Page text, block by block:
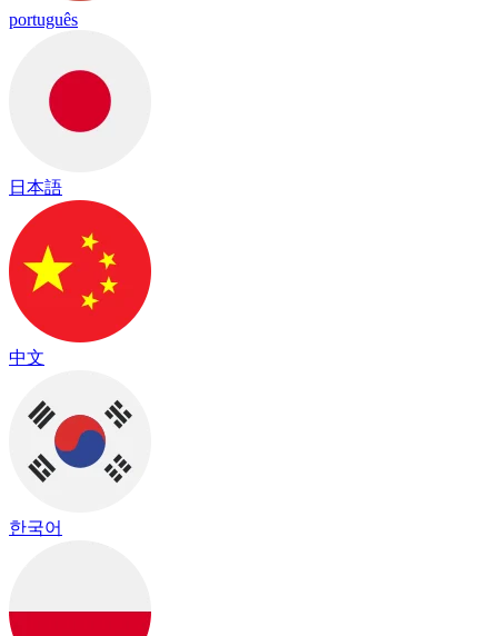
português
日本語
中文
한국어